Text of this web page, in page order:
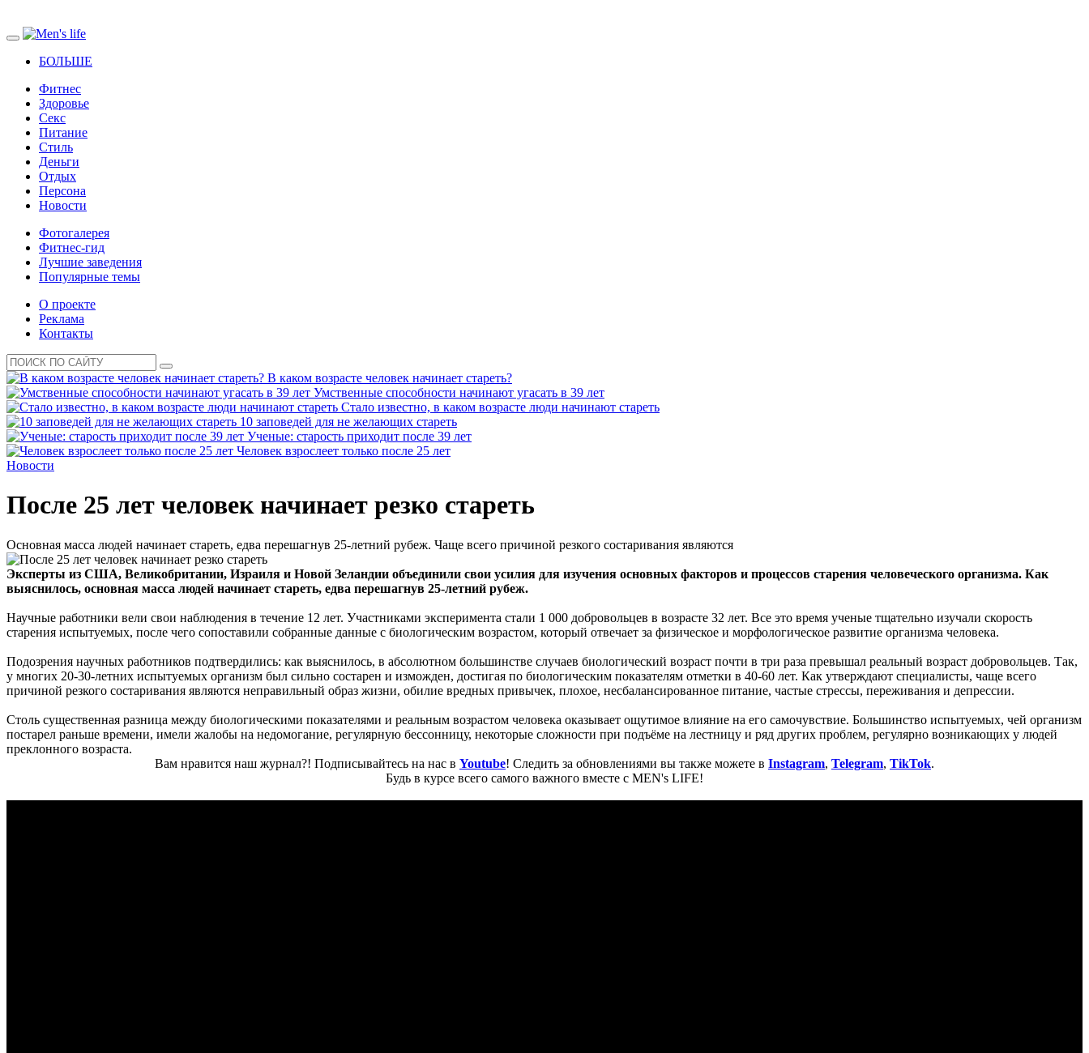
БОЛЬШЕ
Фитнес
Здоровье
Секс
Питание
Стиль
Деньги
Отдых
Персона
Новости
Фотогалерея
Фитнес-гид
Лучшие заведения
Популярные темы
О проекте
Реклама
Контакты
В каком возрасте человек начинает стареть?
Умственные способности начинают угасать в 39 лет
Стало известно, в каком возрасте люди начинают стареть
10 заповедей для не желающих стареть
Ученые: старость приходит после 39 лет
Человек взрослеет только после 25 лет
Новости
После 25 лет человек начинает резко стареть
Основная масса людей начинает стареть, едва перешагнув 25-летний рубеж. Чаще всего причиной резкого состаривания являются
Эксперты из США, Великобритании, Израиля и Новой Зеландии объединили свои усилия для изучения основных факторов и процессов старения человеческого организма. Как
выяснилось, основная масса людей начинает стареть, едва перешагнув 25-летний рубеж.
Научные работники вели свои наблюдения в течение 12 лет. Участниками эксперимента стали 1 000 добровольцев в возрасте 32 лет. Все это время ученые тщательно изучали скорость
старения испытуемых, после чего сопоставили собранные данные с биологическим возрастом, который отвечает за физическое и морфологическое развитие организма человека.
Подозрения научных работников подтвердились: как выяснилось, в абсолютном большинстве случаев биологический возраст почти в три раза превышал реальный возраст добровольцев. Так,
у многих 20-30-летних испытуемых организм был сильно состарен и изможден, достигая по биологическим показателям отметки в 40-60 лет. Как утверждают специалисты, чаще всего
причиной резкого состаривания являются неправильный образ жизни, обилие вредных привычек, плохое, несбалансированное питание, частые стрессы, переживания и депрессии.
Столь существенная разница между биологическими показателями и реальным возрастом человека оказывает ощутимое влияние на его самочувствие. Большинство испытуемых, чей организм
постарел раньше времени, имели жалобы на недомогание, регулярную бессонницу, некоторые сложности при подъёме на лестницу и ряд других проблем, регулярно возникающих у людей
преклонного возраста.
Вам нравится наш журнал?! Подписывайтесь на нас в Youtube! Следить за обновлениями вы также можете в Instagram, Telegram, TikTok.
Будь в курсе всего самого важного вместе с MEN's LIFE!